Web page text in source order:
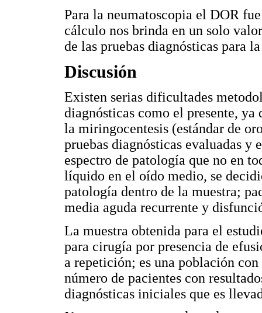
Para la neumatoscopia el DOR
cálculo nos brinda en un solo
de las pruebas diagnósticas para
Discusión
Existen serias dificultades
diagnósticas como el presente,
la miringocentesis (estándar de
pruebas diagnósticas evaluadas y
espectro de patología que no en
líquido en el oído medio, se
patología dentro de la muestra;
media aguda recurrente y
La muestra obtenida para el
para cirugía por presencia de
a repetición; es una población
número de pacientes con
diagnósticas iniciales que es